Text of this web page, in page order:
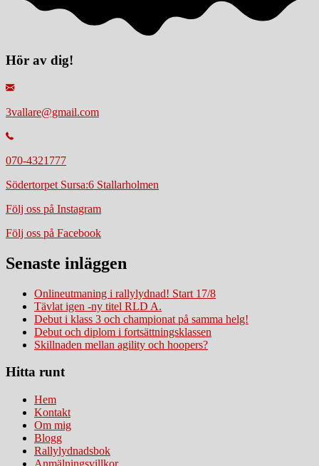
Hör av dig!
3vallare@gmail.com
070-4321777
Södertorpet Sursa:6 Stallarholmen
Följ oss på Instagram
Följ oss på Facebook
Senaste inläggen
Onlineutmaning i rallylydnad! Start 17/8
Tävlat igen -ny titel RLD A.
Debut i klass 3 och championat på samma helg!
Debut och diplom i fortsättningsklassen
Skillnaden mellan agility och hoopers?
Hitta runt
Hem
Kontakt
Om mig
Blogg
Rallylydnadsbok
Anmälningsvillkor